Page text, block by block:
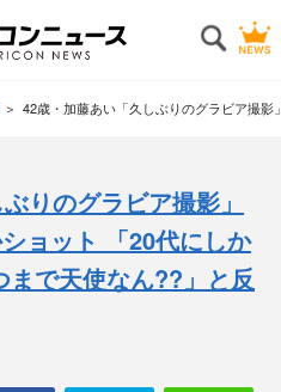
42歳・加藤あい「久しぶりのグラビア撮
りのグラビア撮影」
ョット 「20代にしか
まで天使なん??」と反